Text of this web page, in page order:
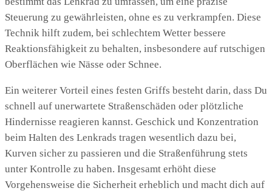
Steuerung zu gewährleisten, ohne es zu verkrampfen. Diese
Technik hilft zudem, bei schlechtem Wetter bessere
Reaktionsfähigkeit zu behalten, insbesondere auf rutschigen
Oberflächen wie Nässe oder Schnee.
Ein weiterer Vorteil eines festen Griffs besteht darin, dass Du
schnell auf unerwartete Straßenschäden oder plötzliche
Hindernisse reagieren kannst. Geschick und Konzentration
beim Halten des Lenkrads tragen wesentlich dazu bei,
Kurven sicher zu passieren und die Straßenführung stets
unter Kontrolle zu haben. Insgesamt erhöht diese
Vorgehensweise die Sicherheit erheblich und macht dich auf